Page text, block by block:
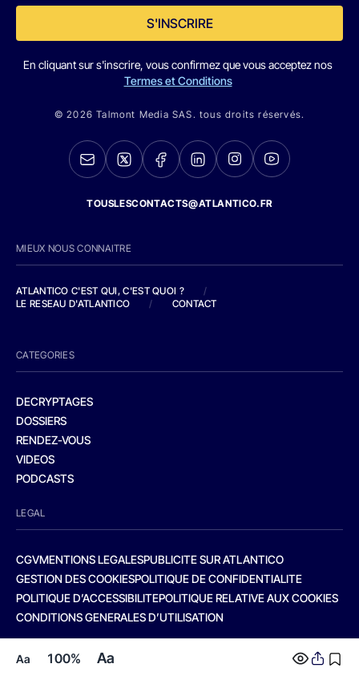
Aa 100% Aa
S'INSCRIRE
En cliquant sur s'inscrire, vous confirmez que vous acceptez nos
Termes et Conditions
© 2026 Talmont Media SAS. tous droits réservés.
TOUSLESCONTACTS@ATLANTICO.FR
MIEUX NOUS CONNAITRE
ATLANTICO C'EST QUI, C'EST QUOI ?
/
LE RESEAU D'ATLANTICO
/ CONTACT
CATEGORIES
DECRYPTAGES
DOSSIERS
RENDEZ-VOUS
VIDEOS
PODCASTS
LEGAL
CGVMENTIONS LEGALESPUBLICITE SUR ATLANTICO
GESTION DES COOKIESPOLITIQUE DE CONFIDENTIALITE
POLITIQUE D’ACCESSIBILITEPOLITIQUE RELATIVE AUX COOKIES
CONDITIONS GENERALES D’UTILISATION